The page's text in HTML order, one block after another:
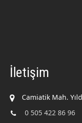
İletişim
Camiatik Mah.
0 505 422 86 96